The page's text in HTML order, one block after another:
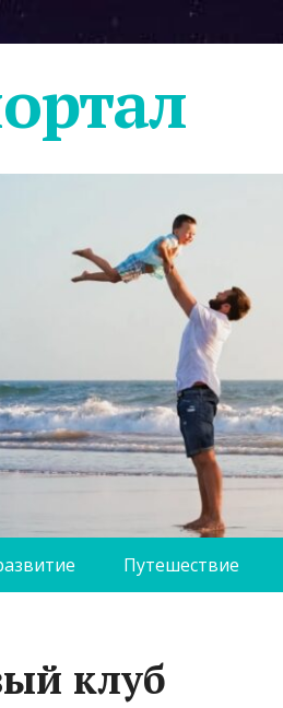
Путешествие
клуб